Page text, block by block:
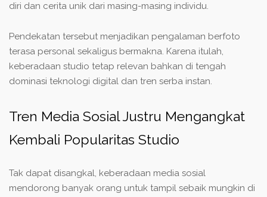
diri dan cerita unik dari masing-masing individu.
Pendekatan tersebut menjadikan pengalaman berfoto
terasa personal sekaligus bermakna. Karena itulah,
keberadaan studio tetap relevan bahkan di tengah
dominasi teknologi digital dan tren serba instan.
Tren Media Sosial Justru Mengangkat
Kembali Popularitas Studio
Tak dapat disangkal, keberadaan media sosial
mendorong banyak orang untuk tampil sebaik mungkin di